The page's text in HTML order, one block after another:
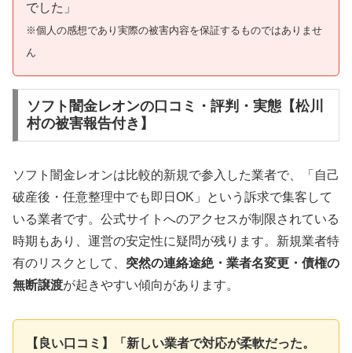
でした」
※個人の感想であり実際の被害内容を保証するものではありませ
ん
ソフト闇金レオンの口コミ・評判・実態【松川
村の被害報告付き】
ソフト闇金レオンは比較的新規で参入した業者で、「自己
破産後・任意整理中でも即日OK」という訴求で集客して
いる業者です。公式サイトへのアクセスが制限されている
時期もあり、運営の安定性に疑問が残ります。新規業者特
有のリスクとして、 突然の連絡途絶・業者名変更・債権の
無断譲渡が起きやすい傾向があります。
【良い口コミ】「新しい業者で対応が柔軟だった。